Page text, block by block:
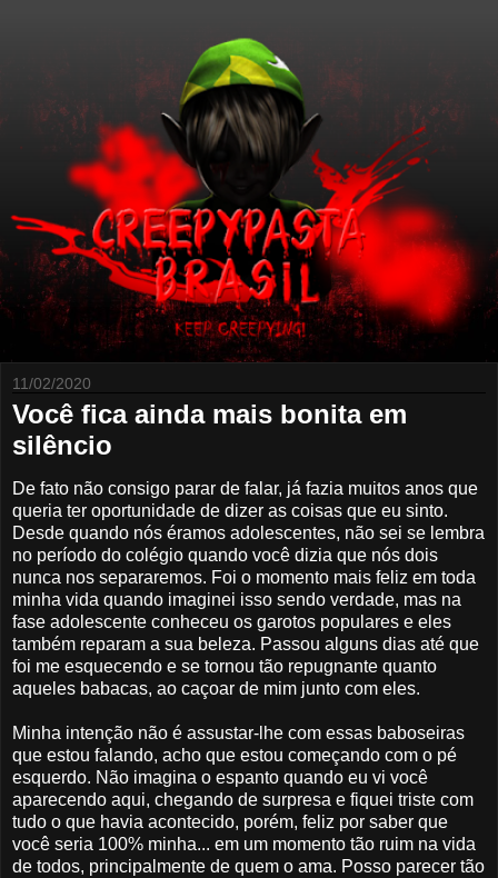
11/02/2020
Você fica ainda mais bonita em
silêncio
De fato não consigo parar de falar, já fazia muitos anos que
queria ter oportunidade de dizer as coisas que eu sinto.
Desde quando nós éramos adolescentes, não sei se lembra
no período do colégio quando você dizia que nós dois
nunca nos separaremos. Foi o momento mais feliz em toda
minha vida quando imaginei isso sendo verdade, mas na
fase adolescente conheceu os garotos populares e eles
também reparam a sua beleza. Passou alguns dias até que
foi me esquecendo e se tornou tão repugnante quanto
aqueles babacas, ao caçoar de mim junto com eles.
Minha intenção não é assustar-lhe com essas baboseiras
que estou falando, acho que estou começando com o pé
esquerdo. Não imagina o espanto quando eu vi você
aparecendo aqui, chegando de surpresa e fiquei triste com
tudo o que havia acontecido, porém, feliz por saber que
você seria 100% minha... em um momento tão ruim na vida
de todos, principalmente de quem o ama. Posso parecer tão